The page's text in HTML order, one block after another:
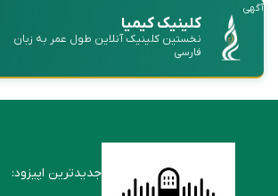
آگهی
کلینیک کیمیا
نخستین کلینیک آنلاین طول عمر به زبان
فارسی
جدیدترین اپیزود: